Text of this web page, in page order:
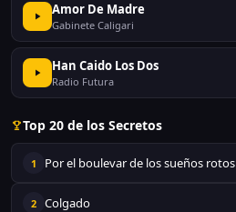
Amor De Madre
Gabinete Caligari
Han Caido Los Dos
Radio Futura
Top 20 de los Secretos
1 Por el boulevar de los sueños rotos
2 Colgado